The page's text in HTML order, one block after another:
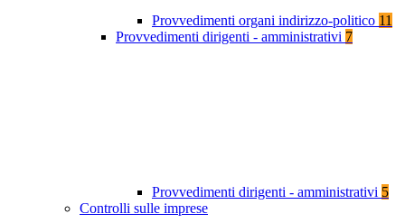
Provvedimenti organi indirizzo-politico 11
Provvedimenti dirigenti - amministrativi 7
Provvedimenti dirigenti - amministrativi 5
Controlli sulle imprese